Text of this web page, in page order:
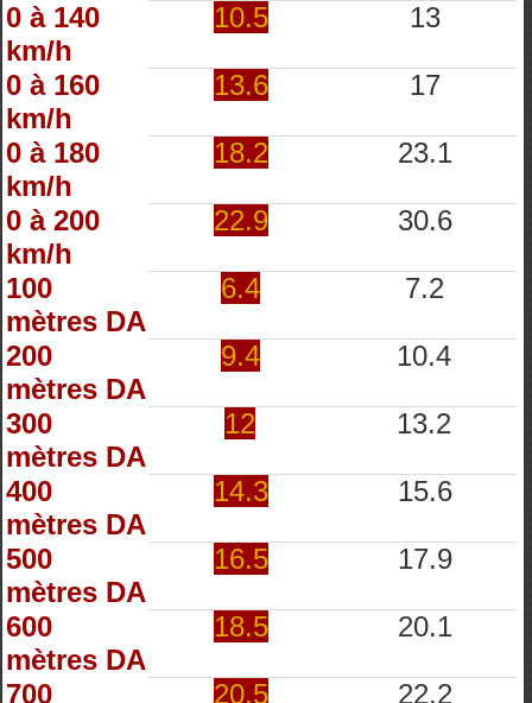
0 à 140
km/h
10.5 13
0 à 160
km/h
13.6 17
0 à 180
km/h
18.2 23.1
0 à 200
km/h
22.9 30.6
100
mètres DA
6.4 7.2
200
mètres DA
9.4 10.4
300
mètres DA
12 13.2
400
mètres DA
14.3 15.6
500
mètres DA
16.5 17.9
600
mètres DA
18.5 20.1
700
20.5 22.2